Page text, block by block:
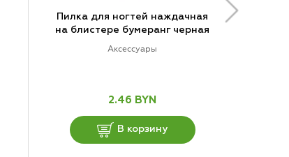
Пилка для ногтей наждачная
на блистере бумеранг черная
Аксессуары
2.46 BYN
В корзину